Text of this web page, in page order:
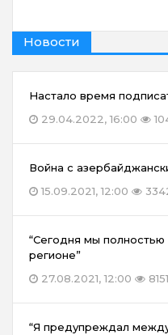
Новости
Настало время
29.04.2022, 16:00
Война с
15.09.2021, 12:00
“Сегодня мы
регионе”
27.08.2021, 12:00
8151
“Я предупреждал